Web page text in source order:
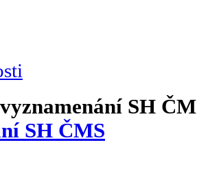
SH ČMS